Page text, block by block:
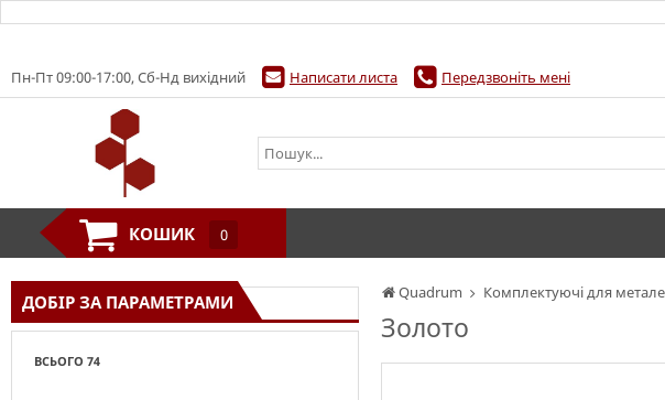
ДОБІР ЗА ПАРАМЕТРАМИ
ВСЬОГО 74
Quadrum Комплектуючі для
Золото
Пн-Пт 09:00-17:00, Сб-Нд вихідний Написати листа Передзвоніть мені
КОШИК 0